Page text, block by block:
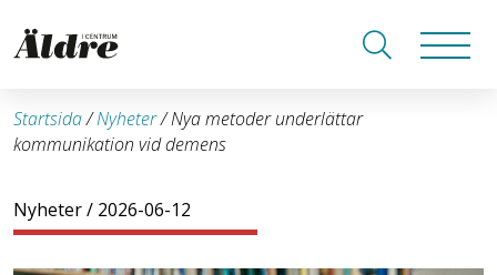
Startsida/Nyheter/Nya metoder underlättar
kommunikation vid demens
Nyheter/ 2026-06-12